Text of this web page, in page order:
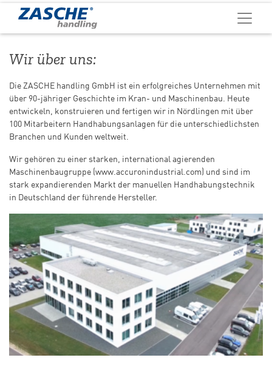
Wir über uns:
Die ZASCHE handling GmbH ist ein erfolgreiches Unternehmen mit
über 90-jähriger Geschichte im Kran- und Maschinenbau. Heute
entwickeln, konstruieren und fertigen wir in Nördlingen mit über
100 Mitarbeitern Handhabungsanlagen für die unterschiedlichsten
Branchen und Kunden weltweit.
Wir gehören zu einer starken, international agierenden
Maschinenbaugruppe (www.accuronindustrial.com) und sind im
stark expandierenden Markt der manuellen Handhabungstechnik
in Deutschland der führende Hersteller.